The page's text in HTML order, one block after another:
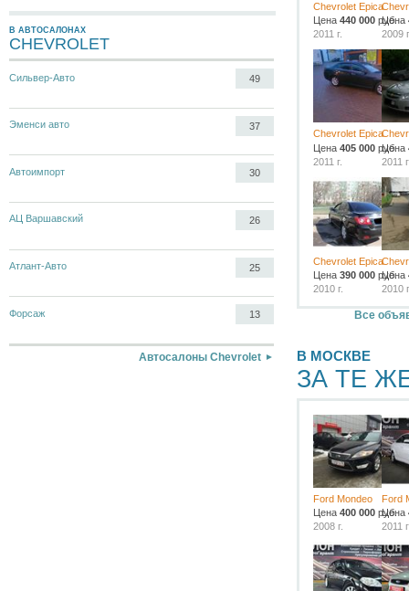
В АВТОСАЛОНАХ
CHEVROLET
Сильвер-Авто 49
Эменси авто 37
Автоимпорт 30
АЦ Варшавский 26
Атлант-Авто 25
Форсаж 13
Автосалоны Chevrolet
Chevrolet Epica
Цена 440 000 руб.
2011 г.
Цена
2009
Chevrolet Epica
Цена 405 000 руб.
2011 г.
Цена
2011
Chevrolet Epica
Цена 390 000 руб.
2010 г.
Цена
2010
Все
В МОСКВЕ
ЗА ТЕ
Ford Mondeo
Цена 400 000 руб.
2008 г.
Ford
Цена
2011